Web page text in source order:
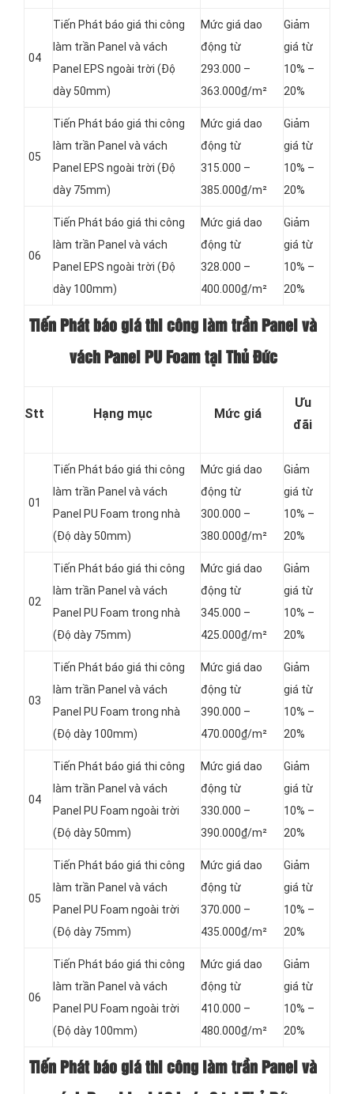
04
Tiến Phát báo giá thi công
làm trần Panel và vách
Panel EPS ngoài trời (Độ
dày 50mm)
Mức giá dao
động từ
293.000 –
363.000₫/m²
Giảm
giá từ
10% –
20%
05
Tiến Phát báo giá thi công
làm trần Panel và vách
Panel EPS ngoài trời (Độ
dày 75mm)
Mức giá dao
động từ
315.000 –
385.000₫/m²
Giảm
giá từ
10% –
20%
06
Tiến Phát báo giá thi công
làm trần Panel và vách
Panel EPS ngoài trời (Độ
dày 100mm)
Mức giá dao
động từ
328.000 –
400.000₫/m²
Giảm
giá từ
10% –
20%
Tiến Phát báo giá thi công làm trần Panel và
vách Panel PU Foam tại Thủ Đức
Stt Hạng mục Mức giá
Ưu
đãi
01
Tiến Phát báo giá thi công
làm trần Panel và vách
Panel PU Foam trong nhà
(Độ dày 50mm)
Mức giá dao
động từ
300.000 –
380.000₫/m²
Giảm
giá từ
10% –
20%
02
Tiến Phát báo giá thi công
làm trần Panel và vách
Panel PU Foam trong nhà
(Độ dày 75mm)
Mức giá dao
động từ
345.000 –
425.000₫/m²
Giảm
giá từ
10% –
20%
03
Tiến Phát báo giá thi công
làm trần Panel và vách
Panel PU Foam trong nhà
(Độ dày 100mm)
Mức giá dao
động từ
390.000 –
470.000₫/m²
Giảm
giá từ
10% –
20%
04
Tiến Phát báo giá thi công
làm trần Panel và vách
Panel PU Foam ngoài trời
(Độ dày 50mm)
Mức giá dao
động từ
330.000 –
390.000₫/m²
Giảm
giá từ
10% –
20%
05
Tiến Phát báo giá thi công
làm trần Panel và vách
Panel PU Foam ngoài trời
(Độ dày 75mm)
Mức giá dao
động từ
370.000 –
435.000₫/m²
Giảm
giá từ
10% –
20%
06
Tiến Phát báo giá thi công
làm trần Panel và vách
Panel PU Foam ngoài trời
(Độ dày 100mm)
Mức giá dao
động từ
410.000 –
480.000₫/m²
Giảm
giá từ
10% –
20%
Tiến Phát báo giá thi công làm trần Panel và